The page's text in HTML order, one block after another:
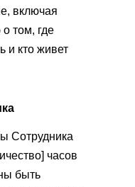
включая
том, где
и кто живет
Сотрудника
часов
быть